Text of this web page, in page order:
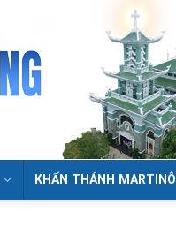
KHẤN THÁNH MARTINÔ